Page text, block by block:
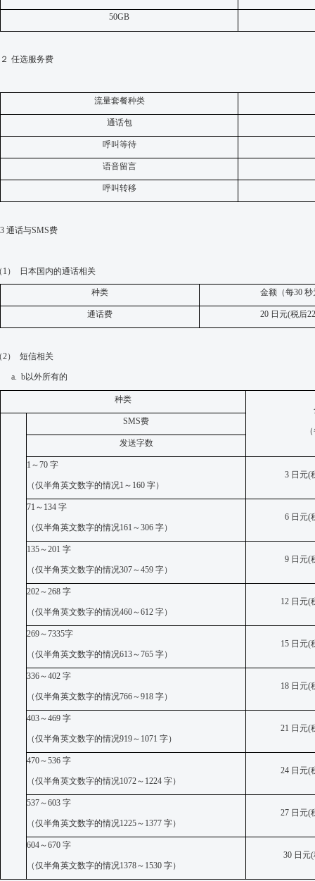
50GB
２ 任选服务费
流量套餐种类
通话包
呼叫等待
语音留言
呼叫转移
3 通话与SMS费
） 日本国内的通话相关
种类 金额（每30 秒
通话费 20 日元(税后
） 短信相关
a. b以外所有的
种类
（
SMS费
发送字数
1 ～70 字
（仅半角英文数字的情况1 ～ 160 字）
3 日元(
71 ～ 134 字
（仅半角英文数字的情况161 ～306 字）
6 日元(
135～201 字
（仅半角英文数字的情况307～459 字）
9 日元(
202～268 字
（仅半角英文数字的情况460～612 字）
12 日元(
269～7335字
（仅半角英文数字的情况613～765 字）
15 日元(
336～402 字
（仅半角英文数字的情况766～918 字）
18 日元(
403～469 字
（仅半角英文数字的情况919～ 1071 字）
21 日元(
470～536 字
（仅半角英文数字的情况1072～ 1224 字）
24 日元(
537～603 字
（仅半角英文数字的情况1225～ 1377 字）
27 日元(
604～670 字
（仅半角英文数字的情况1378～ 1530 字）
30 日元(